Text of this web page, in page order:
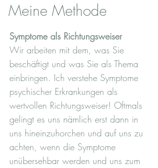
Symptome als Richtungsweiser
Wir arbeiten mit dem, was Sie
beschäftigt und was Sie als Thema
einbringen. Ich verstehe Symptome
psychischer Erkrankungen als
wertvollen Richtungsweiser! Oftmals
gelingt es uns nämlich erst dann in
uns hineinzuhorchen und auf uns zu
achten, wenn die Symptome
unübersehbar werden und uns zum
Meine Methode